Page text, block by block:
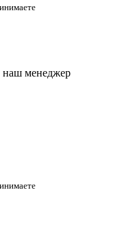
наш менеджер